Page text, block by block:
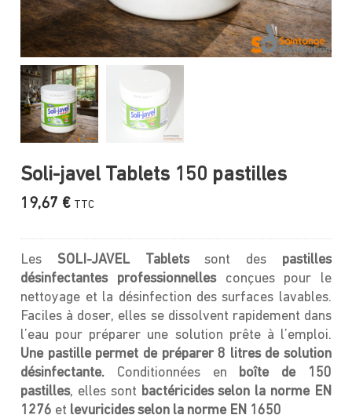
Soli-javel Tablets 150 pastilles
19,67 € TTC
Les SOLI-JAVEL Tabletssont des pastilles
désinfectantes professionnellesconçues pour le
nettoyage et la désinfection des surfaces lavables.
Faciles à doser, elles se dissolvent rapidement dans
l’eau pour préparer une solution prête à l’emploi.
Une pastille permet de préparer 8 litres de solution
désinfectante. Conditionnées en boîte de 150
pastilles, elles sont bactéricides selon la norme EN
1276 et levuricides selon la norme EN 1650